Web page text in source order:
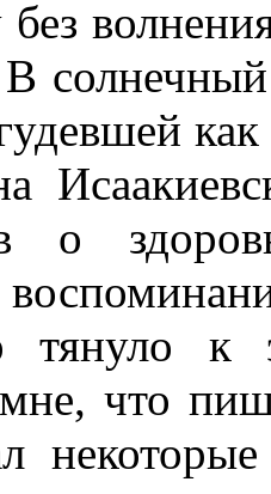
о
тянуло к
мне, что